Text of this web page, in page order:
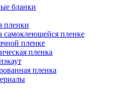
бланки
пленки
самоклеющейся пленке
пленке
пленка
пленка